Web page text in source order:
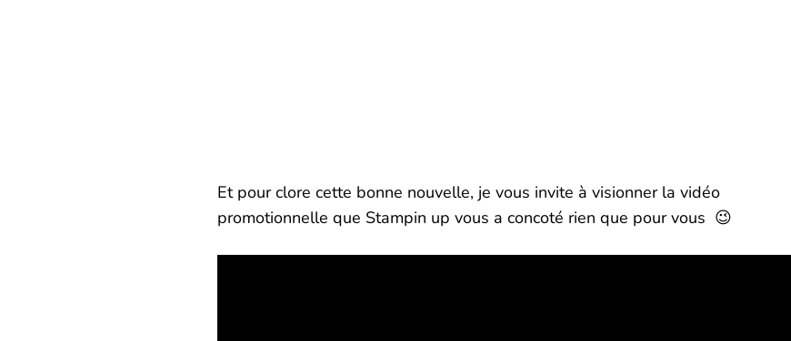
Et pour clore cette bonne nouvelle, je vous invite à visionner la vidéo
promotionnelle que Stampin up vous a concoté rien que pour vous 😉